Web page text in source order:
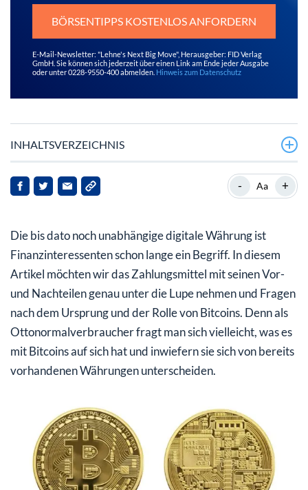
BÖRSENTIPPS KOSTENLOS ANFORDERN
E-Mail-Newsletter: "Lehne's Next Big Move", Herausgeber: FID Verlag
GmbH. Sie können sich jederzeit über einen Link am Ende jeder Ausgabe
oder unter 0228-9550-400 abmelden. Hinweis zum Datenschutz
INHALTSVERZEICHNIS
Bitcoins als dezentralisierte Onlinewährung
Wo erhält man Bitcoins?
Die Schattenseite der Bitcoins
In welchen Ländern ist die Online-Währung zugelassen?
E-Konzerne: Amazon soll den Durchbruch bringen
FAZIT: BITCOINS – FLUCH ODER SEGEN?
- Aa +
Die bis dato noch unabhängige digitale Währung ist
Finanzinteressenten schon lange ein Begriff. In diesem
Artikel möchten wir das Zahlungsmittel mit seinen Vor-
und Nachteilen genau unter die Lupe nehmen und Fragen
nach dem Ursprung und der Rolle von Bitcoins. Denn als
Ottonormalverbraucher fragt man sich vielleicht, was es
mit Bitcoins auf sich hat und inwiefern sie sich von bereits
vorhandenen Währungen unterscheiden.